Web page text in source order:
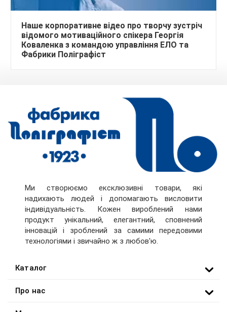
Наше корпоративне відео про творчу зустріч
відомого мотиваційного спікера Георгія
Коваленка з командою управління ЕЛО та
Фабрики Поліграфіст
Ми створюємо ексклюзивні товари, які
надихають людей і допомагають висловити
індивідуальність. Кожен вироблений нами
продукт унікальний, елегантний, сповнений
інновацій і зроблений за самими передовими
технологіями і звичайно ж з любов'ю.
Каталог
Про нас